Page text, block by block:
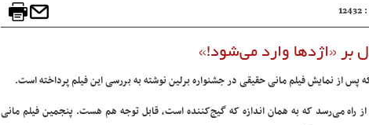
بر «اژدها وارد می‌شود!»
پس از نمایش فیلم مانی حقیقی در جشنواره برلین نوشته به بررسی این فیلم پرداخته است.
راه می‌رسد که به همان اندازه که گیج‌کننده است، قابل توجه هم هست. پنجمین فیلم مانی